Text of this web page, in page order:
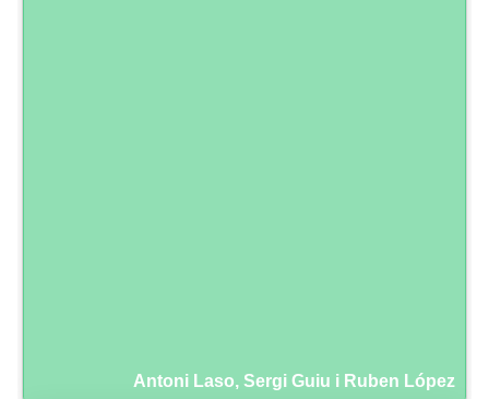
Antoni Laso, Sergi Guiu i Ruben López